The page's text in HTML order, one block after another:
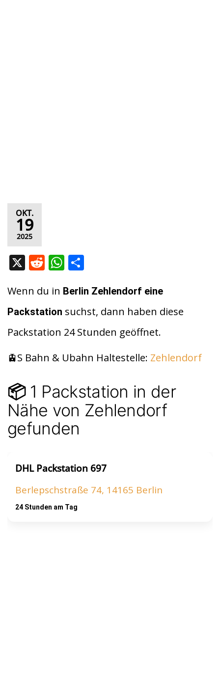
OKT.
19
2025
X R
d
di
t
W
at
s
A
p
p
le
n
Wenn du in Berlin Zehlendorf eine
Packstation suchst, dann haben diese
Packstation 24 Stunden geöffnet.
🚊S Bahn & Ubahn Haltestelle: Zehlendorf
📦1 Packstation in der
Nähe von Zehlendorf
gefunden
DHL Packstation 697
Berlepschstraße 74, 14165 Berlin
24 Stunden am Tag